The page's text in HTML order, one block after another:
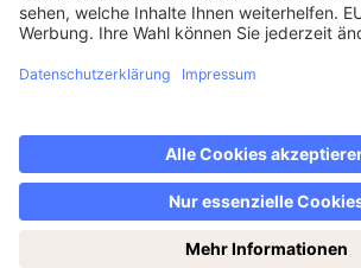
Jetzt den Wochenendhandel
von 14-19 Uhr!
© 2026
Kontakt &